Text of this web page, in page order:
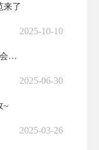
来了
2025-10-10
应急管理部 司法部 中华全国总工会全国普法办关于开展第六届应急管理普...
2025-06-30
~
2025-03-26